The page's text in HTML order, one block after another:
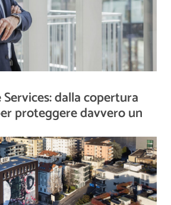
dalla copertura
proteggere davvero un